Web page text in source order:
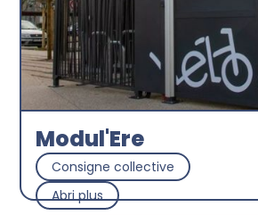
Modul'Ere
Consigne collective
Abri plus